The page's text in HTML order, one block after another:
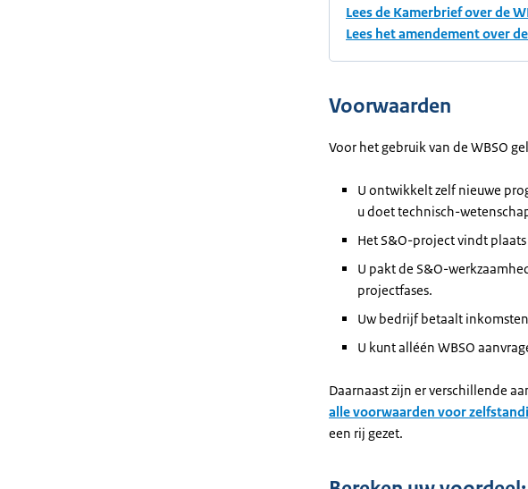
Lees de Kamerbrief over de
Lees het amendement over
Voorwaarden
Voor het gebruik van de WBSO
U ontwikkelt zelf nieuwe
u doet technisch-
Het S&O-project vindt
U pakt de S&O-
projectfases.
Uw bedrijf betaalt
U kunt alléén WBSO
Daarnaast zijn er verschillende
alle voorwaarden voor
een rij gezet.